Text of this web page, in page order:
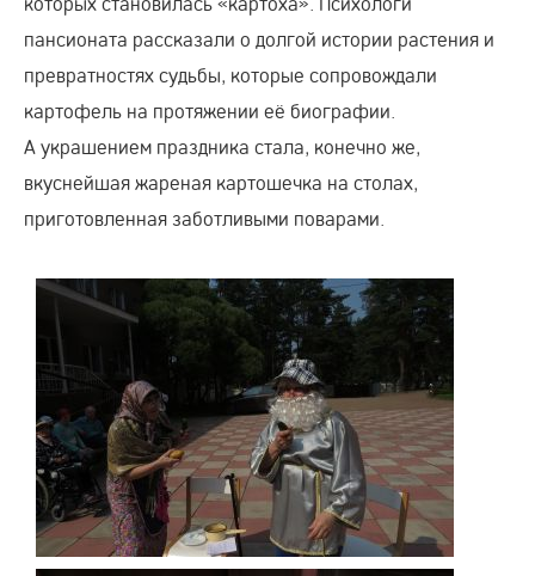
пансионата рассказали о долгой истории растения и
превратностях судьбы, которые сопровождали
картофель на протяжении её биографии.
А украшением праздника стала, конечно же,
вкуснейшая жареная картошечка на столах,
приготовленная заботливыми поварами.